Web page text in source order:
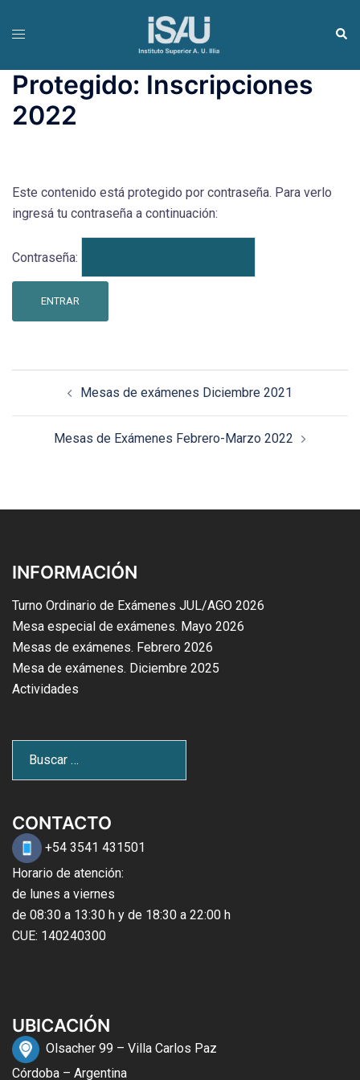
Protegido: Inscripciones
2022
Este contenido está protegido por contraseña. Para verlo
ingresá tu contraseña a continuación:
Contraseña:
Mesas de exámenes Diciembre 2021
Mesas de Exámenes Febrero-Marzo 2022
INFORMACIÓN
Turno Ordinario de Exámenes JUL/AGO 2026
Mesa especial de exámenes. Mayo 2026
Mesas de exámenes. Febrero 2026
Mesa de exámenes. Diciembre 2025
Actividades
CONTACTO
+54 3541 431501
Horario de atención:
de lunes a viernes
de 08:30 a 13:30 h y de 18:30 a 22:00 h
CUE: 140240300
UBICACIÓN
Olsacher 99 – Villa Carlos Paz
Córdoba – Argentina